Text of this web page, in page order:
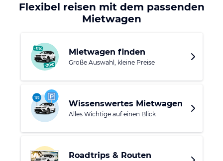
Ausgrabungsstätte. Von Quelfes aus führen Wanderwege in
traumhafte, verwunschene Gegenden.
Flexibel reisen mit dem passenden
Mietwagen
Mietwagen finden
Große Auswahl, kleine Preise
Wissenswertes Mietwagen
Alles Wichtige auf einen Blick
Roadtrips & Routen